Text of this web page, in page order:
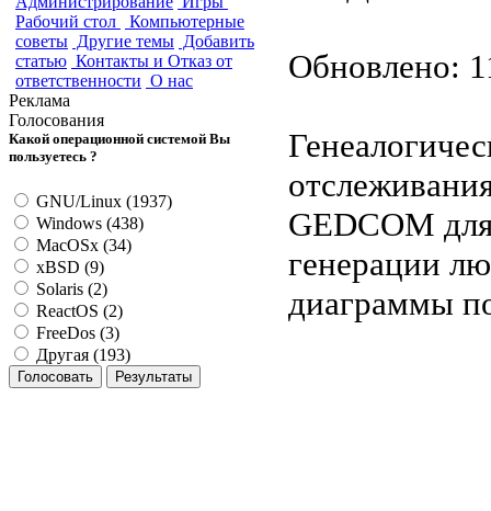
Рабочий стол
Компьютерные
советы Другие темы Добавить
статью Контакты и Отказ от
ответственности О нас
Реклама
Голосования
Какой операционной системой Вы
пользуетесь ?
GNU/Linux (1937)
Windows (438)
MacOSx (34)
xBSD (9)
Solaris (2)
ReactOS (2)
FreeDos (3)
Другая (193)
Обновлено:
GEDCOM
генерации
диаграммы